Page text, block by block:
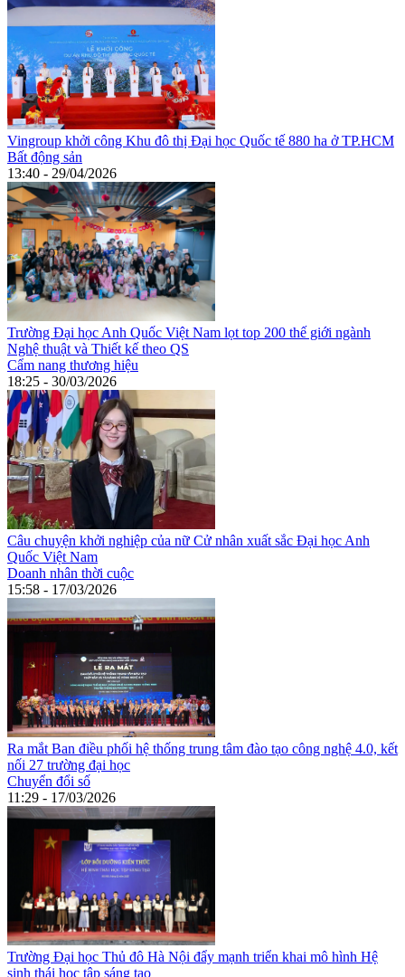
Vingroup khởi công Khu đô thị Đại học Quốc tế 880 ha ở TP.HCM
Bất động sản
13:40 - 29/04/2026
Trường Đại học Anh Quốc Việt Nam lọt top 200 thế giới ngành
Nghệ thuật và Thiết kế theo QS
Cẩm nang thương hiệu
18:25 - 30/03/2026
Câu chuyện khởi nghiệp của nữ Cử nhân xuất sắc Đại học Anh
Quốc Việt Nam
Doanh nhân thời cuộc
15:58 - 17/03/2026
Ra mắt Ban điều phối hệ thống trung tâm đào tạo công nghệ 4.0, kết
nối 27 trường đại học
Chuyển đổi số
11:29 - 17/03/2026
Trường Đại học Thủ đô Hà Nội đẩy mạnh triển khai mô hình Hệ
sinh thái học tập sáng tạo